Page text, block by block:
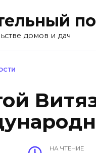
домов и дач
НА ЧТЕНИЕ